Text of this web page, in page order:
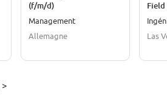
(f/m/d)
Management
Allemagne
Field
Las